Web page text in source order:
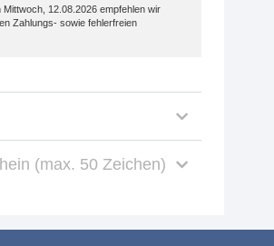
Mittwoch, 12.08.2026 empfehlen wir
Zahlungs- sowie fehlerfreien
(max. 50 Zeichen)